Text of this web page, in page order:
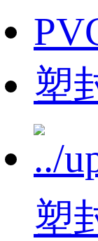
塑
塑